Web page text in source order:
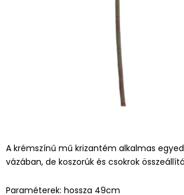
A krémszínű mű krizantém alkalmas
vázában, de koszorúk és csokrok
Paraméterek: hossza 49cm